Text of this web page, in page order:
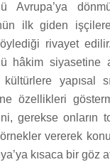
ilk giden
rivayet
hâkim
yapısal
özellikleri
gerekse
vererek
kısaca bir göz